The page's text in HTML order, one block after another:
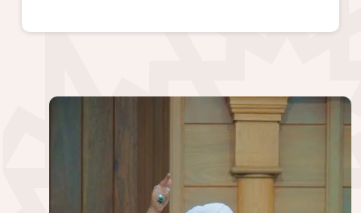
الصورة